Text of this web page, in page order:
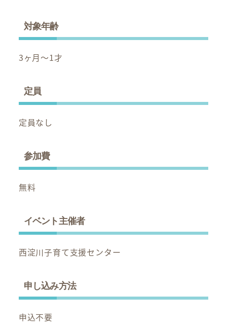
対象年齢
3ヶ月～1才
定員
定員なし
参加費
無料
イベント主催者
西淀川子育て支援センター
申し込み方法
申込不要